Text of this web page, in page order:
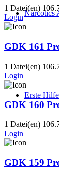
Narcotics
Erste Hilfe
1 Datei(en)
Login
GDK 161
1 Datei(en)
Login
GDK 160
1 Datei(en)
Login
GDK 159